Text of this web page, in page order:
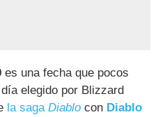
es una fecha que pocos
elegido por Blizzard
la sagaDiablo con Diablo